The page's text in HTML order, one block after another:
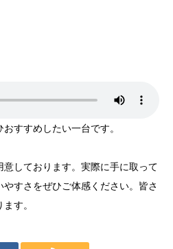
すすめしたい一台です。
しております。実際に手に取って
すさをぜひご体感ください。皆さ
す。